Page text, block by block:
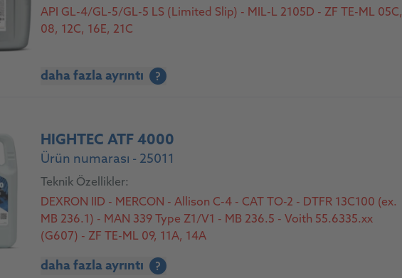
API GL-4/GL-5/GL-5 LS (Limited Slip) - MIL-L 2105D - ZF TE-ML 05C,
08, 12C, 16E, 21C
daha fazla ayrıntı ?
HIGHTEC ATF 4000
Ürün numarası - 25011
Teknik Özellikler:
DEXRON IID - MERCON - Allison C-4 - CAT TO-2 - DTFR 13C100 (ex.
MB 236.1) - MAN 339 Type Z1/V1 - MB 236.5 - Voith 55.6335.xx
(G607) - ZF TE-ML 09, 11A, 14A
daha fazla ayrıntı ?